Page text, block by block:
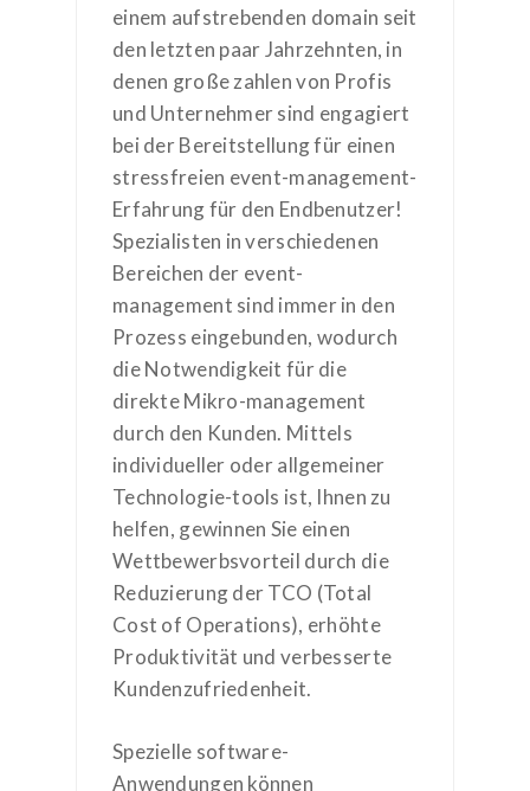
einem aufstrebenden domain seit
den letzten paar Jahrzehnten, in
denen große zahlen von Profis
und Unternehmer sind engagiert
bei der Bereitstellung für einen
stressfreien event-management-
Erfahrung für den Endbenutzer!
Spezialisten in verschiedenen
Bereichen der event-
management sind immer in den
Prozess eingebunden, wodurch
die Notwendigkeit für die
direkte Mikro-management
durch den Kunden. Mittels
individueller oder allgemeiner
Technologie-tools ist, Ihnen zu
helfen, gewinnen Sie einen
Wettbewerbsvorteil durch die
Reduzierung der TCO (Total
Cost of Operations), erhöhte
Produktivität und verbesserte
Kundenzufriedenheit.
Spezielle software-
Anwendungen können